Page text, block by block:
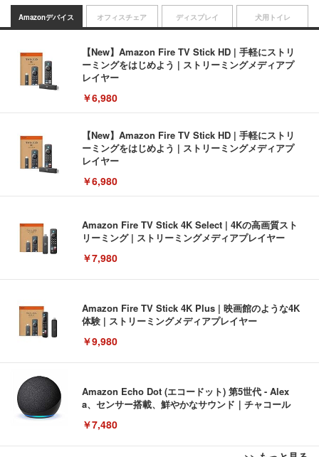
Amazonデバイス
【New】Amazon Fire TV Stick HD | 手軽にストリ
ーミングをはじめよう | ストリーミングメディアプ
レイヤー
￥6,980
【New】Amazon Fire TV Stick HD | 手軽にストリ
ーミングをはじめよう | ストリーミングメディアプ
レイヤー
￥6,980
Amazon Fire TV Stick 4K Select | 4Kの高画質スト
リーミング | ストリーミングメディアプレイヤー
￥7,980
Amazon Fire TV Stick 4K Plus | 映画館のような4K
体験 | ストリーミングメディアプレイヤー
￥9,980
Amazon Echo Dot (エコードット) 第5世代 - Alex
a、センサー搭載、鮮やかなサウンド｜チャコール
￥7,480
オフィスチェア ディスプレイ 犬用トイレ